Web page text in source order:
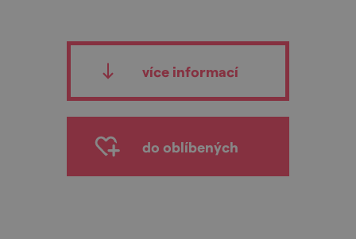
více informací
do oblíbených